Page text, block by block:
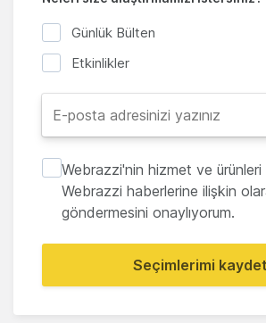
Günlük Bülten
Etkinlikler
Webrazzi'nin hizmet ve ürünleri
Webrazzi haberlerine ilişkin
göndermesini onaylıyorum.
Seçimlerimi kaydet